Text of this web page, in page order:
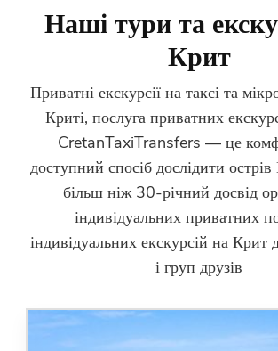
Наші тури та
Крит
Приватні екскурсії на таксі та
Криті, послуга приватних
CretanTaxiTransfers — це
доступний спосіб дослідити
більш ніж 30-річний досвід
індивідуальних приватних
індивідуальних екскурсій на Крит
і груп друзів